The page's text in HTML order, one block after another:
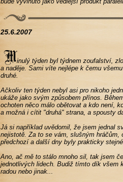
25.6.2007
inulý týden byl týdnem zoufalství,
a naděje. Sami víte nejlépe k čemu
druhé.
Ačkoliv ten týden nebyl asi pro nikoho
ukáže jako svým způsobem přínos.
ochoten něco málo obětovat a kdo není,
a možná i cítit "druhá" strana, a spousty
Já si například uvědomil, že jsem jednal
nejistotě. Za to se vám, slušným
předchozí a další dny byly prakticky
Ano, ač mě to stálo mnoho sil, tak jsem
jednotlivých lidech. Budiž tímto dík všem
radou nebo jinak...